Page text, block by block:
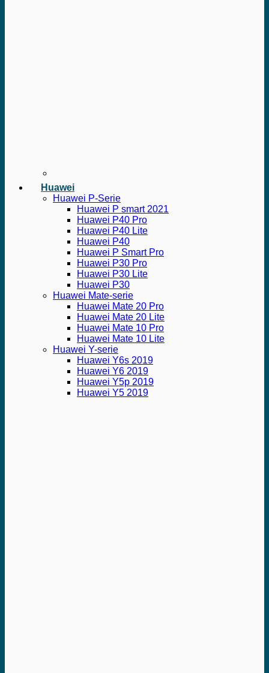
Huawei
Huawei P-Serie
Huawei P smart 2021
Huawei P40 Pro
Huawei P40 Lite
Huawei P40
Huawei P Smart Pro
Huawei P30 Pro
Huawei P30 Lite
Huawei P30
Huawei Mate-serie
Huawei Mate 20 Pro
Huawei Mate 20 Lite
Huawei Mate 10 Pro
Huawei Mate 10 Lite
Huawei Y-serie
Huawei Y6s 2019
Huawei Y6 2019
Huawei Y5p 2019
Huawei Y5 2019